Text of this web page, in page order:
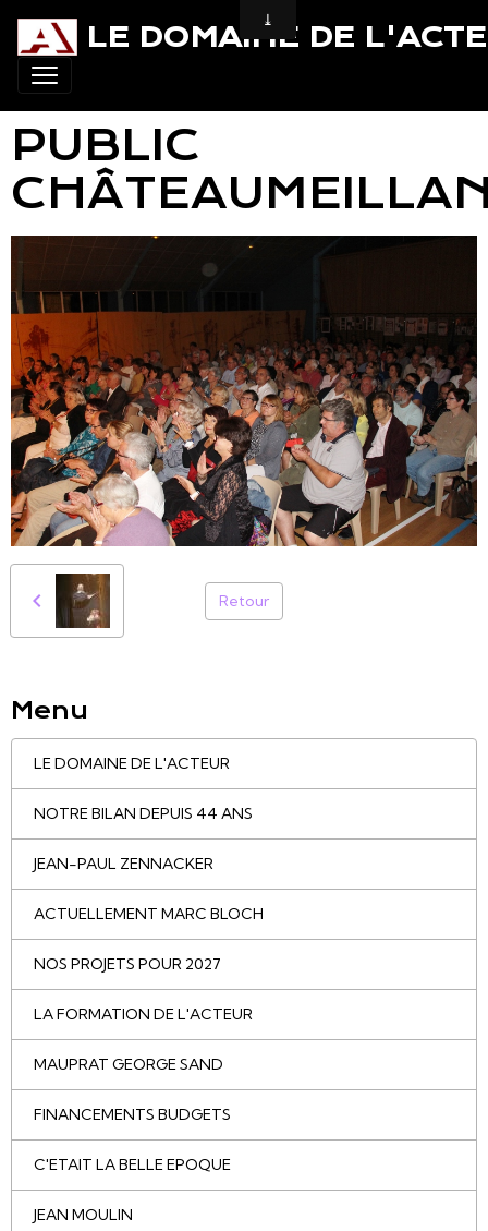
LE DOMAINE DE
PUBLIC
Retour
Menu
LE DOMAINE DE L'ACTEUR
NOTRE BILAN DEPUIS 44 ANS
JEAN-PAUL ZENNACKER
ACTUELLEMENT MARC BLOCH
NOS PROJETS POUR 2027
LA FORMATION DE L'ACTEUR
MAUPRAT GEORGE SAND
FINANCEMENTS BUDGETS
C'ETAIT LA BELLE EPOQUE
JEAN MOULIN